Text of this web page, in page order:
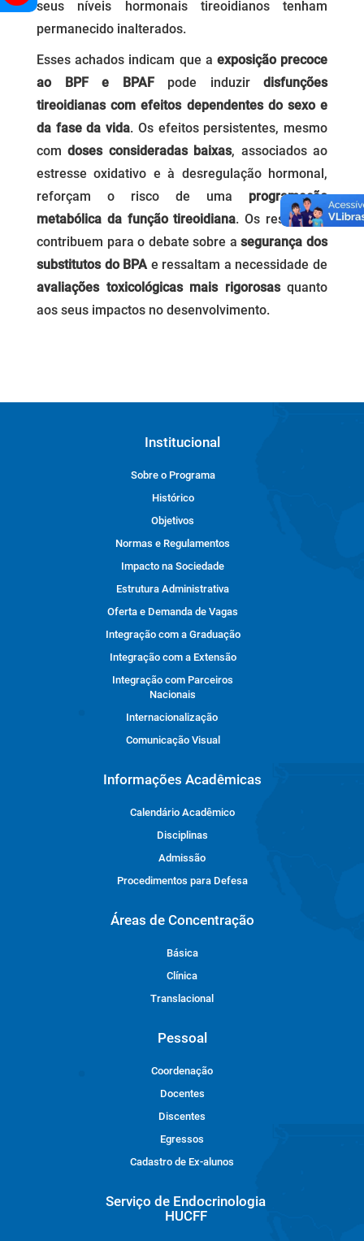
seus níveis hormonais tireoidianos tenham
permanecido inalterados.
Esses achados indicam que a exposição precoce
ao BPF e BPAFpode induzir disfunções
tireoidianas com efeitos dependentes do sexo e
da fase da vida. Os efeitos persistentes, mesmo
comdoses consideradas baixas, associados ao
estresse oxidativo e à desregulação hormonal,
reforçam o risco de uma programação
metabólica da função tireoidiana. Os resultados
contribuem para o debate sobre asegurança dos
substitutos do BPA e ressaltam a necessidade de
avaliações toxicológicas mais rigorosasquanto
aos seus impactos no desenvolvimento.
Institucional
Sobre o Programa
Histórico
Objetivos
Normas e Regulamentos
Impacto na Sociedade
Estrutura Administrativa
Oferta e Demanda de Vagas
Integração com a Graduação
Integração com a Extensão
Integração com Parceiros
Nacionais
Internacionalização
Comunicação Visual
Informações Acadêmicas
Calendário Acadêmico
Disciplinas
Admissão
Procedimentos para Defesa
Áreas de Concentração
Básica
Clínica
Translacional
Pessoal
Coordenação
Docentes
Discentes
Egressos
Cadastro de Ex-alunos
Serviço de Endocrinologia
HUCFF